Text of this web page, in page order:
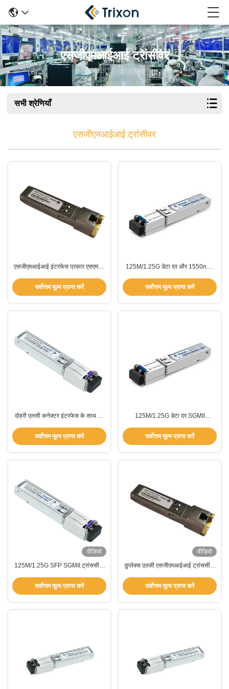
एसजीएमआईआई ट्रांसीवर
सभी श्रेणियाँ
एसजीएमआईआई ट्रांसीवर
एसजीएमआईआई इंटरफेस प्रकार एसएमएफ
ट्रांससीवर डेटा ट्रांसमिशन के लिए एमएसए
एसएफपी स्पेसिफिकेशन एसएफएफ-8472
सर्वोत्तम मूल्य प्राप्त करें
125M/1.25G डेटा दर और 1550nm-
SGMII ट्रांससीवर
सर्वोत्तम मूल्य प्राप्त करें
दोहरी एलसी कनेक्टर इंटरफेस के साथ गर्म
सीरियल गीगाबिट मीडियम इंटरफेस
ट्रांससीवर
सर्वोत्तम मूल्य प्राप्त करें
125M/1.25G डेटा दर SGMII
DFB लेजर के साथ
सर्वोत्तम मूल्य प्राप्त करें
वीडियो
125M/1.25G SFP SGMII ट्रांससीवर
सर्वोत्तम मूल्य प्राप्त करें
वीडियो
डुप्लेक्स एलसी एसजीएमआईआई ट्रांससीवर
टीएमएस-डीआर 10-31डीसीआर के साथ
सर्वोत्तम मूल्य प्राप्त करें